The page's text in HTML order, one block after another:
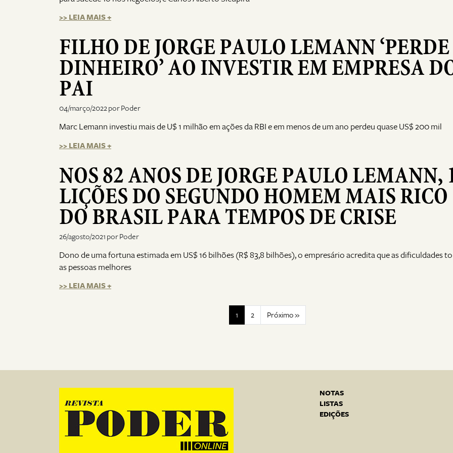
>> LEIA MAIS +
FILHO DE JORGE PAULO LEMANN ‘PERDE
DINHEIRO’ AO INVESTIR EM EMPRESA
PAI
04/março/2022 por Poder
Marc Lemann investiu mais de U$ 1 milhão em ações da RBI e em menos de um ano perdeu quase US$ 200 mil
>> LEIA MAIS +
NOS 82 ANOS DE JORGE PAULO LEMANN,
LIÇÕES DO SEGUNDO HOMEM MAIS RICO
DO BRASIL PARA TEMPOS DE CRISE
26/agosto/2021 por Poder
Dono de uma fortuna estimada em US$ 16 bilhões (R$ 83,8 bilhões), o empresário acredita que as dificuldades
as pessoas melhores
>> LEIA MAIS +
1 2 Próximo »
NOTAS
LISTAS
EDIÇÕES